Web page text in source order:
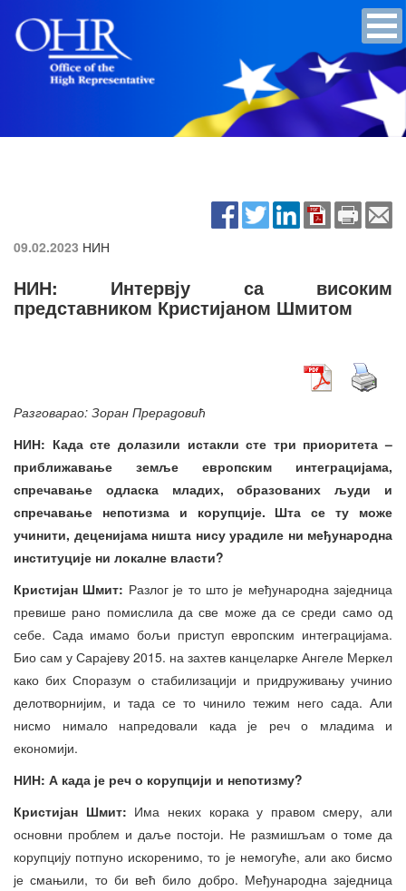
09.02.2023 НИН
НИН: Интервју са високим
представником Кристијаном Шмитом
Разговарао: Зоран Прерадовић
НИН: Када сте долазили истакли сте три приоритета –
приближавање земље европским интеграцијама,
спречавање одласка младих, образованих људи и
спречавање непотизма и корупције. Шта се ту може
учинити, деценијама ништа нису урадиле ни међународна
институције ни локалне власти?
Кристијан Шмит: Разлог је то што је међународна заједница
превише рано помислила да све може да се среди само од
себе. Сада имамо бољи приступ европским интеграцијама.
Био сам у Сарајеву 2015. на захтев канцеларке Ангеле Меркел
како бих Споразум о стабилизацији и придруживању учинио
делотворнијим, и тада се то чинило тежим него сада. Али
нисмо нимало напредовали када је реч о младима и
економији.
НИН: А када је реч о корупцији и непотизму?
Кристијан Шмит: Има неких корака у правом смеру, али
основни проблем и даље постоји. Не размишљам о томе да
корупцију потпуно искоренимо, то је немогуће, али ако бисмо
је смањили, то би већ било добро. Међународна заједница